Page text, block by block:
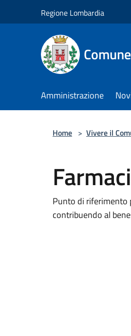
Regione Lombardia
Amministrazione
Home > Vivere il
Punto di riferimento
contribuendo al